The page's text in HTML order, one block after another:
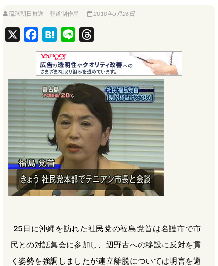
琉球朝日放送 報道制作局 2010年5月26日
a
c
e
b
o
o
k
H
a
t
e
n
a
i
n
e
h
r
e
s
25日に沖縄を訪れた社民党の福島党首は名護市で市
民との対話集会に参加し、辺野古への移設に反対を貫
く姿勢を強調しましたが連立離脱については明言を避